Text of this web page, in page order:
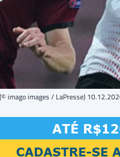
imago images / LaPresse)